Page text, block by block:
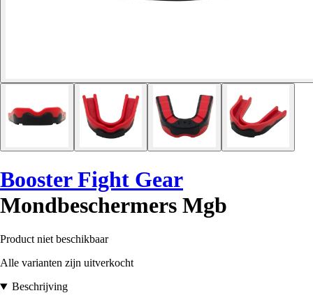
Booster Fight Gear
Mondbeschermers Mgb
Product niet beschikbaar
Alle varianten zijn uitverkocht
Beschrijving